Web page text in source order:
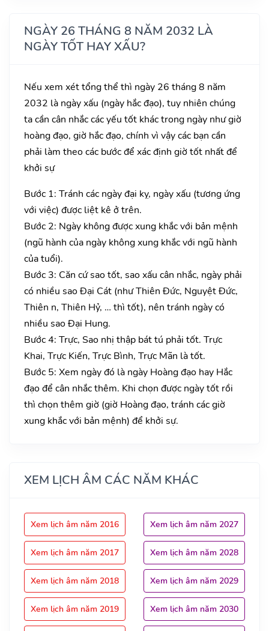
NGÀY 26 THÁNG 8 NĂM 2032 LÀ
NGÀY TỐT HAY XẤU?
Nếu xem xét tổng thể thì ngày 26 tháng 8 năm
2032 là ngày xấu (ngày hắc đạo), tuy nhiên chúng
ta cần cân nhắc các yếu tốt khác trong ngày như giờ
hoàng đạo, giờ hắc đạo, chính vì vậy các bạn cần
phải làm theo các bước để xác định giờ tốt nhất để
khởi sự
Bước 1: Tránh các ngày đại kỵ, ngày xấu (tương ứng
với việc) được liệt kê ở trên.
Bước 2: Ngày không được xung khắc với bản mệnh
(ngũ hành của ngày không xung khắc với ngũ hành
của tuổi).
Bước 3: Căn cứ sao tốt, sao xấu cân nhắc, ngày phải
có nhiều sao Đại Cát (như Thiên Đức, Nguyệt Đức,
Thiên n, Thiên Hỷ, … thì tốt), nên tránh ngày có
nhiều sao Đại Hung.
Bước 4: Trực, Sao nhị thập bát tú phải tốt. Trực
Khai, Trực Kiến, Trực Bình, Trực Mãn là tốt.
Bước 5: Xem ngày đó là ngày Hoàng đạo hay Hắc
đạo để cân nhắc thêm. Khi chọn được ngày tốt rồi
thì chọn thêm giờ (giờ Hoàng đạo, tránh các giờ
xung khắc với bản mệnh) để khởi sự.
XEM LỊCH ÂM CÁC NĂM KHÁC
Xem lịch âm năm 2016
Xem lịch âm năm 2017
Xem lịch âm năm 2018
Xem lịch âm năm 2019
Xem lịch âm năm 2027
Xem lịch âm năm 2028
Xem lịch âm năm 2029
Xem lịch âm năm 2030